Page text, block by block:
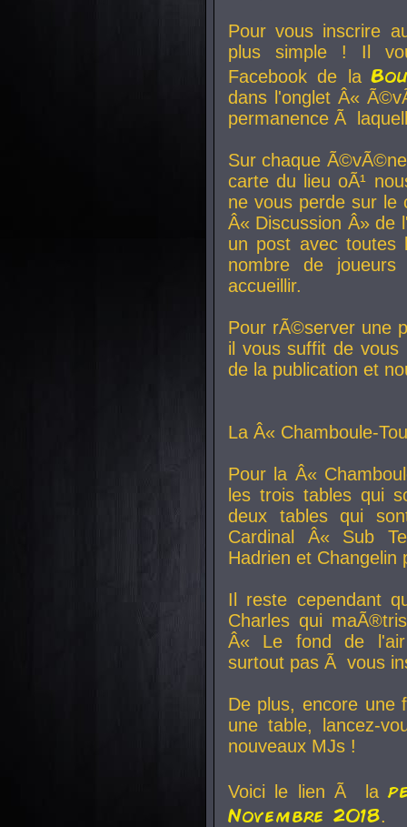
Pour vous inscrire
plus simple ! Il
Facebook de la
dans l'onglet Â«
permanence Ã
Sur chaque
carte du lieu oÃ¹
ne vous perde sur le
Â« Discussion Â» de
un post avec toutes
nombre de
accueillir.
Pour rÃ©server une
il vous suffit de vous
de la publication et
La Â« Chamboule-
Pour la Â«
les trois tables qui
deux tables qui
Cardinal
Â« Sub
Hadrien et Changelin
Il reste cependant
Charles qui
Â« Le fond de
surtout pas Ã vous
De plus, encore une
une table, lancez-
nouveaux MJs !
Voici le lien Ã la
Novembre 2018.